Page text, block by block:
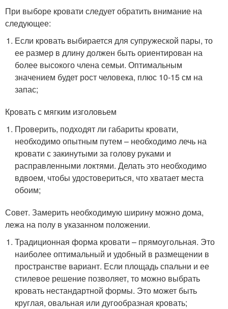
При выборе кровати следует обратить внимание на
следующее:
Если кровать выбирается для супружеской пары, то
ее размер в длину должен быть ориентирован на
более высокого члена семьи. Оптимальным
значением будет рост человека, плюс 10-15 см на
запас;
Кровать с мягким изголовьем
Проверить, подходят ли габариты кровати,
необходимо опытным путем – необходимо лечь на
кровати с закинутыми за голову руками и
расправленными локтями. Делать это необходимо
вдвоем, чтобы удостовериться, что хватает места
обоим;
Совет. Замерить необходимую ширину можно дома,
лежа на полу в указанном положении.
Традиционная форма кровати – прямоугольная. Это
наиболее оптимальный и удобный в размещении в
пространстве вариант. Если площадь спальни и ее
стилевое решение позволяет, то можно выбрать
кровать нестандартной формы. Это может быть
круглая, овальная или дугообразная кровать;